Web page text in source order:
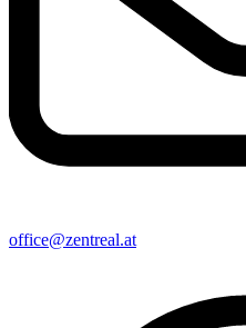
office@zentreal.at